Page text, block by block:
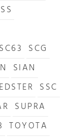
SC63 SCG
SIAN
SSC
SUPRA
TOYOTA